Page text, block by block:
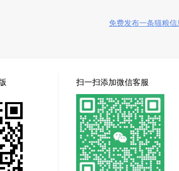
免费发布一条猫粮信
扫一扫添加微信客服